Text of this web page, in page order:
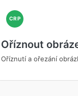
CRP
Oříznout
Oříznutí a ořezání